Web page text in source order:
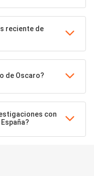
reciente de
de Oscaro?
con